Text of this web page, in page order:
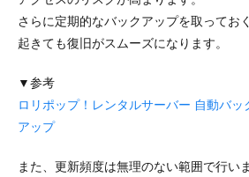
さらに定期的なバックアップを取ってお
起きても復旧がスムーズになります。
▼参考
ロリポップ！レンタルサーバー 自動バッ
アップ
また、更新頻度は無理のない範囲で行い